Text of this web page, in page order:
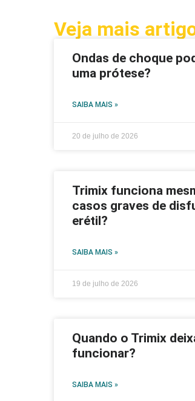
Veja mais
Ondas de choque
uma prótese?
SAIBA MAIS »
20 de julho de 2026
Trimix funciona
casos graves de
erétil?
SAIBA MAIS »
19 de julho de 2026
Quando o Trimix
funcionar?
SAIBA MAIS »